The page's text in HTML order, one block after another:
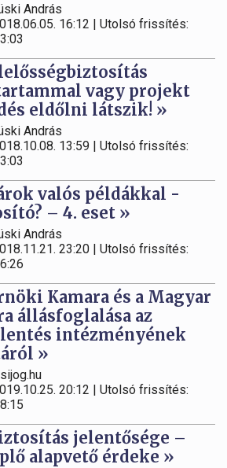
András
16:12 | Utolsó frissítés:
vagy projekt
eldőlni látszik! »
András
13:59 | Utolsó frissítés:
valós példákkal -
– 4. eset »
András
23:20 | Utolsó frissítés:
Kamara és a Magyar
állásfoglalása az
intézményének
»
20:12 | Utolsó frissítés:
jelentősége –
alapvető érdeke »